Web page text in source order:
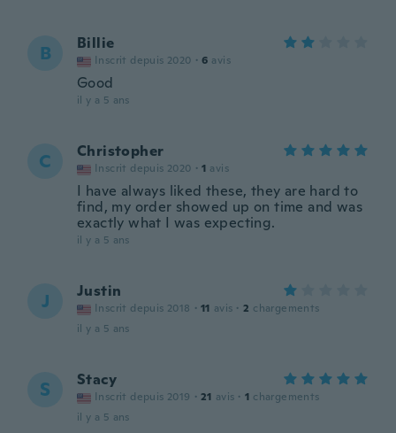
B Billie
Inscrit depuis 2020 · 6 avis
Good
il y a 5 ans
C Christopher
Inscrit depuis 2020 · 1 avis
I have always liked these, they are hard to
find, my order showed up on time and was
exactly what I was expecting.
il y a 5 ans
J Justin
Inscrit depuis 2018 · 11 avis · 2 chargements
il y a 5 ans
S Stacy
Inscrit depuis 2019 · 21 avis · 1 chargements
il y a 5 ans